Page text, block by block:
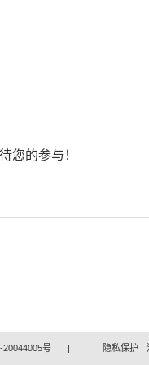
您的参与！
20044005号 | 隐私保护